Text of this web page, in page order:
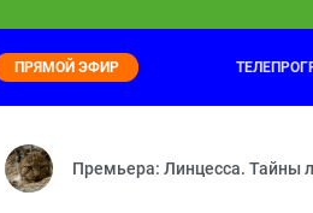
01:00
Ми-Ми-
Необитаемый
ПРЯМОЙ ЭФИР
Премьера: Линцесса. Тайны